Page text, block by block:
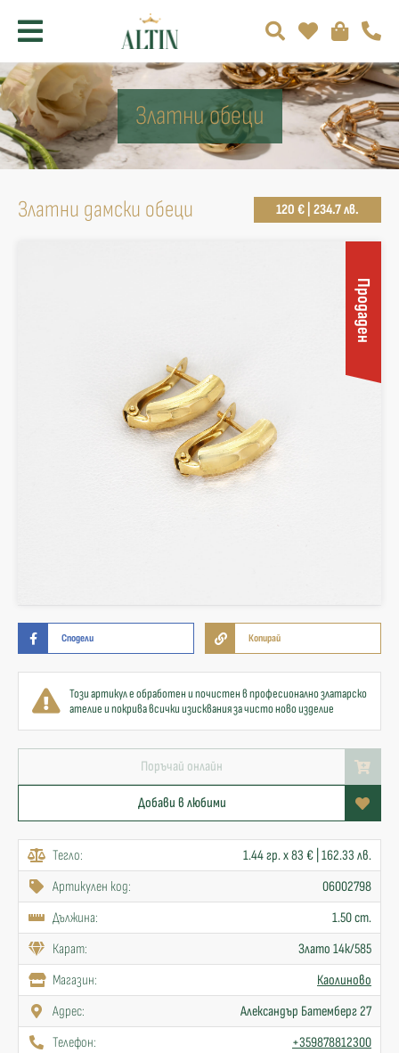
Златни обеци
Златни дамски обеци 120 € | 234.7 лв.
Продаден
Сподели Копирай
Този артикул е обработен и почистен в професионално златарско
ателие и покрива всички изисквания за чисто ново изделие
Поръчай онлайн
Добави в любими
Тегло:
1.44 гр. x 83 € | 162.33 лв.
Артикулен код:
06002798
Дължина:
1.50 cm.
Карат:
Злато 14к/585
Mагазин:
Каолиново
Адрес:
Александър Батемберг 27
Телефон:
+359878812300